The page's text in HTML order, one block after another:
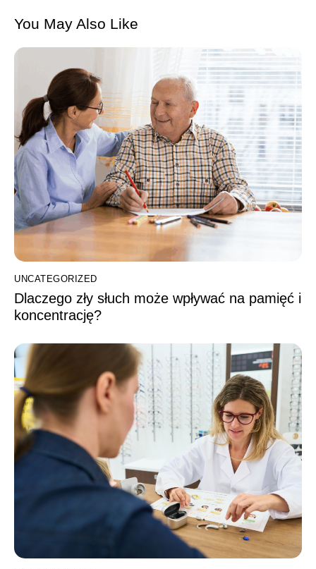
You May Also Like
UNCATEGORIZED
Dlaczego zły słuch może wpływać na pamięć i
koncentrację?